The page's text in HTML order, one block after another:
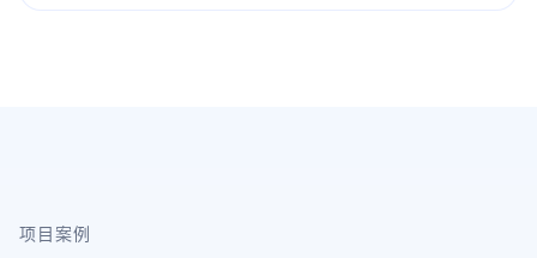
项目案例